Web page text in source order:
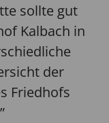
sollte gut
Kalbach in
der
Friedhofs
”